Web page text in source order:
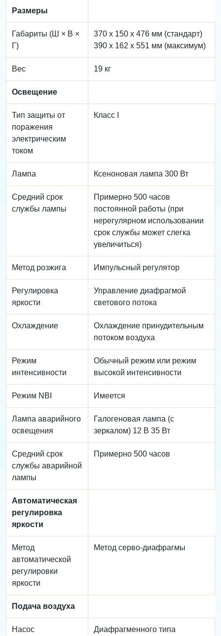
Размеры
Габариты (Ш × В ×
Г)
370 x 150 x 476 мм (стандарт)
390 x 162 x 551 мм (максимум)
Вес 19 кг
Освещение
Тип защиты от
поражения
электрическим
током
Класс I
Лампа Ксеноновая лампа 300 Вт
Средний срок
службы лампы
Примерно 500 часов
постоянной работы (при
нерегулярном использовании
срок службы может слегка
увеличиться)
Метод розжига Импульсный регулятор
Регулировка
яркости
Управление диафрагмой
светового потока
Охлаждение
Охлаждение принудительным
потоком воздуха
Режим
интенсивности
Обычный режим или режим
высокой интенсивности
Режим NBI Имеется
Лампа аварийного
освещения
Галогеновая лампа (с
зеркалом) 12 В 35 Вт
Средний срок
службы аварийной
лампы
Примерно 500 часов
Автоматическая
регулировка
яркости
Метод
автоматической
регулировки
яркости
Метод серво-диафрагмы
Подача воздуха
Насос Диафрагменного типа